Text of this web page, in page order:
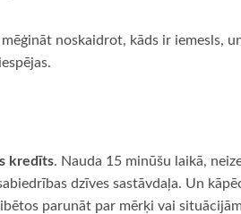
noskaidrot, kāds ir iemesls,
kredīts. Nauda 15 minūšu laikā,
dzīves sastāvdaļa. Un
parunāt par mērķi vai